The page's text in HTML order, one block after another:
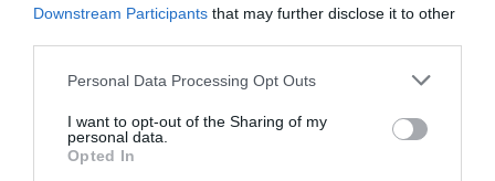
Downstream Participants that may further disclose it to other
Please note that this website/app uses one or more Google
not limited to your visit or usage behaviour. You may click to
grant or deny consent to Google and its third-party tags to
use your data for below specified purposes in below Google
Personal Data Processing Opt Outs
I want to opt-out of the Sharing of my
personal data.
Opted In
még ma is ilyen módon gazdálkodnak. Ezért hozott
létre például kifejezetten agasztronómiában,